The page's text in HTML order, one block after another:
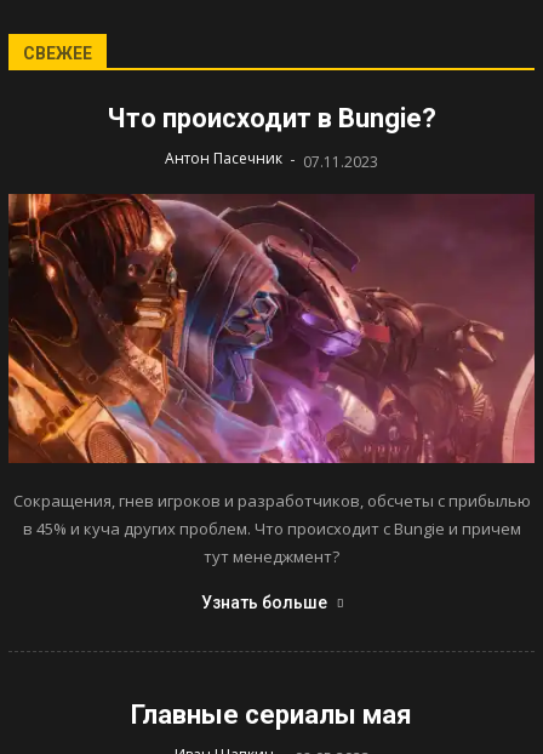
СВЕЖЕЕ
Что происходит в Bungie?
Антон Пасечник - 07.11.2023
Сокращения, гнев игроков и разработчиков, обсчеты с прибылью
в 45% и куча других проблем. Что происходит с Bungie и причем
тут менеджмент?
Узнать больше
Главные сериалы мая